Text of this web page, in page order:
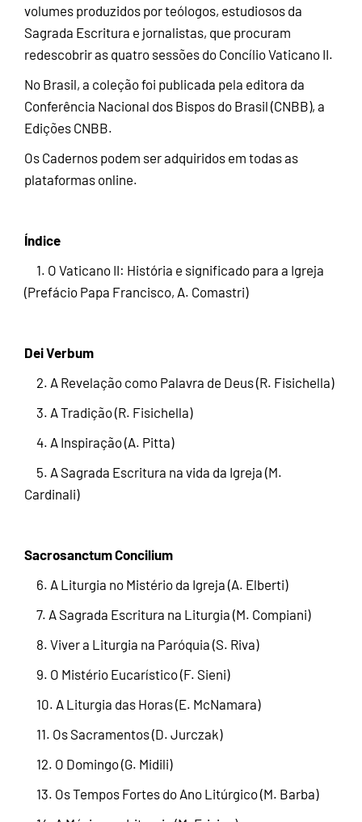
volumes produzidos por teólogos, estudiosos da
Sagrada Escritura e jornalistas, que procuram
redescobrir as quatro sessões do Concílio Vaticano II.
No Brasil, a coleção foi publicada pela editora da
Conferência Nacional dos Bispos do Brasil (CNBB), a
Edições CNBB.
Os Cadernos podem ser adquiridos em todas as
plataformas online.
Índice
1. O Vaticano II: História e significado para a Igreja
(Prefácio Papa Francisco, A. Comastri)
Dei Verbum
2. A Revelação como Palavra de Deus (R. Fisichella)
3. A Tradição (R. Fisichella)
4. A Inspiração (A. Pitta)
5. A Sagrada Escritura na vida da Igreja (M.
Cardinali)
Sacrosanctum Concilium
6. A Liturgia no Mistério da Igreja (A. Elberti)
7. A Sagrada Escritura na Liturgia (M. Compiani)
8. Viver a Liturgia na Paróquia (S. Riva)
9. O Mistério Eucarístico (F. Sieni)
10. A Liturgia das Horas (E. McNamara)
11. Os Sacramentos (D. Jurczak)
12. O Domingo (G. Midili)
13. Os Tempos Fortes do Ano Litúrgico (M. Barba)